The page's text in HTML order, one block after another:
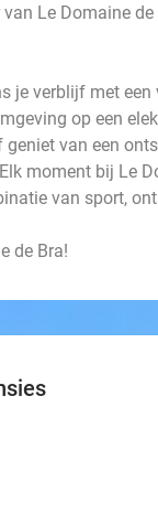
Le Domaine
je verblijf met
op een
van een
moment bij Le
van sport,
de Bra!